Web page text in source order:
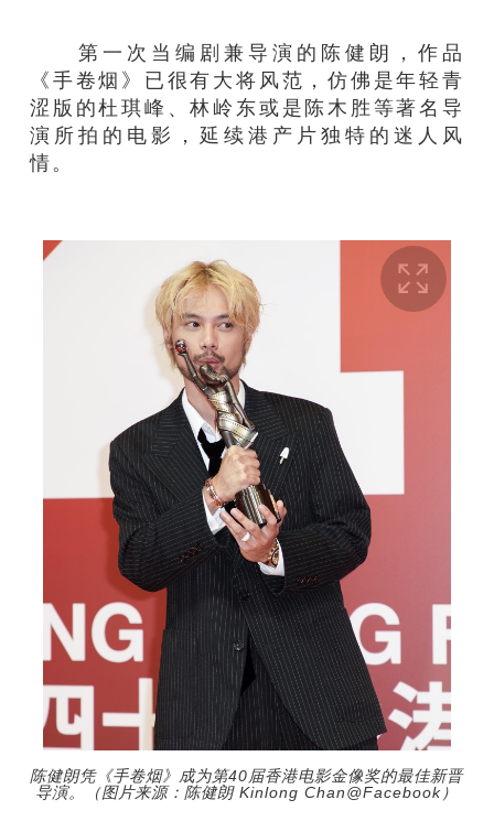
第一次当编剧兼导演的陈健朗，作品
《手卷烟》已很有大将风范，仿佛是年轻青
涩版的杜琪峰、林岭东或是陈木胜等著名导
演所拍的电影，延续港产片独特的迷人风
情。
陈健朗凭《手卷烟》成为第40届香港电影金像奖的最佳新晋
导演。（图片来源：陈健朗 Kinlong Chan@Facebook）